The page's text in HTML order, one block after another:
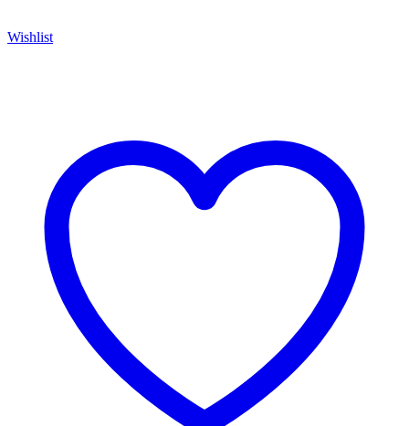
Wishlist